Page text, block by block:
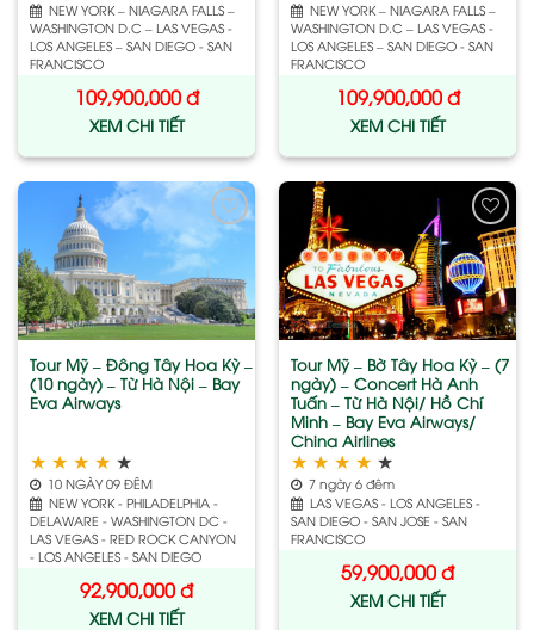
NEW YORK – NIAGARA FALLS –
WASHINGTON D.C – LAS VEGAS -
LOS ANGELES – SAN DIEGO - SAN
FRANCISCO
109,900,000đ
XEM CHI TIẾT
NEW YORK – NIAGARA FALLS –
WASHINGTON D.C – LAS VEGAS -
LOS ANGELES – SAN DIEGO - SAN
FRANCISCO
109,900,000đ
XEM CHI TIẾT
Add
to
wishlist
Tour Mỹ – Đông Tây Hoa Kỳ –
(10 ngày) – Từ Hà Nội – Bay
Eva Airways
★ ★ ★ ★ ★
10 NGÀY 09 ĐÊM
NEW YORK - PHILADELPHIA -
DELAWARE - WASHINGTON DC -
LAS VEGAS - RED ROCK CANYON
- LOS ANGELES - SAN DIEGO
92,900,000đ
XEM CHI TIẾT
Add
to
wishlist
Tour Mỹ – Bờ Tây Hoa Kỳ – (7
ngày) – Concert Hà Anh
Tuấn – Từ Hà Nội/ Hồ Chí
Minh – Bay Eva Airways/
China Airlines
★ ★ ★ ★ ★
7 ngày 6 đêm
LAS VEGAS - LOS ANGELES -
SAN DIEGO - SAN JOSE - SAN
FRANCISCO
59,900,000đ
XEM CHI TIẾT